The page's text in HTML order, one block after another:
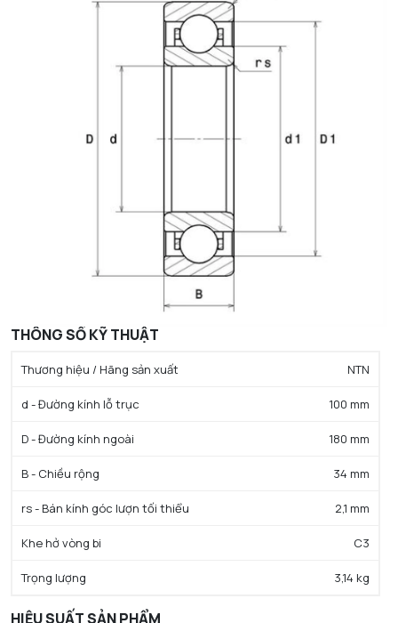
THÔNG SỐ KỸ THUẬT
Thương hiệu / Hãng sản xuất NTN
d - Đường kính lỗ trục 100 mm
D - Đường kính ngoài 180 mm
B - Chiều rộng 34 mm
rs - Bán kính góc lượn tối thiểu 2,1 mm
Khe hở vòng bi C3
Trọng lượng 3,14 kg
HIỆU SUẤT SẢN PHẨM